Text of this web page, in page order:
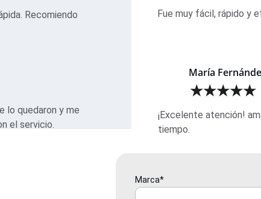
Fue muy fácil, rápido y
Recomiendo
lo quedaron y me
el servicio.
María
★★★★★
¡Excelente atención!
tiempo.
Marca*